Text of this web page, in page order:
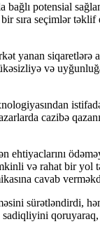
potensial
sıra seçimlər
yanan
və
cazibə
ehtiyaclarını
və rahat bir yol
cavab
sürətləndirdi,